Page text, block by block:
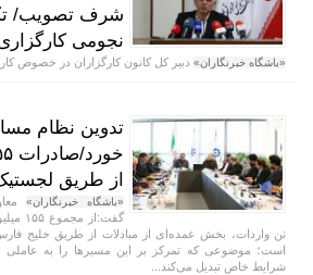
شرف تصویب/
نجومی
«باشگاه خبرنگاران» دبیر کل کانون کارگزاران در خصوص
تدوین نظام
از طریق
«باشگاه خبرنگاران»
تن واردات، بخش عمده‌ای از مبادلات از طریق خلیج
است؛ موضوعی که تمرکز بر این مسیر‌ها را به عاملی
شرایط خاص تبدیل می‌کند...